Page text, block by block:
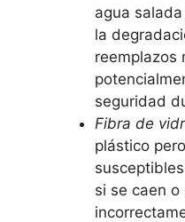
agua
la
reemplazos
seguridad
Fibra de
plástico
si se caen o